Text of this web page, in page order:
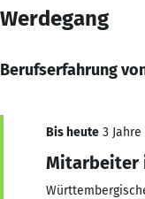
Werdegang
Berufserfahrung
Bis heute 3
Mitarbeiter